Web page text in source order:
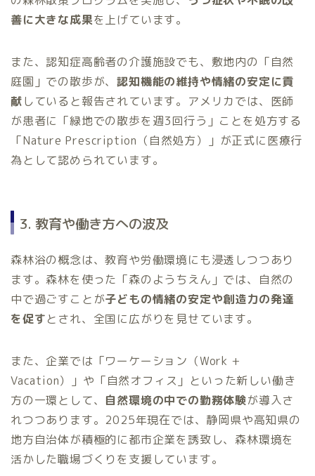
善に大きな成果を上げています。
また、認知症高齢者の介護施設でも、敷地内の「自然
庭園」での散歩が、認知機能の維持や情緒の安定に貢
献していると報告されています。アメリカでは、医師
が患者に「緑地での散歩を週3回行う」ことを処方する
「Nature Prescription（自然処方）」が正式に医療行
為として認められています。
3. 教育や働き方への波及
森林浴の概念は、教育や労働環境にも浸透しつつあり
ます。森林を使った「森のようちえん」では、自然の
中で過ごすことが子どもの情緒の安定や創造力の発達
を促すとされ、全国に広がりを見せています。
また、企業では「ワーケーション（Work +
Vacation）」や「自然オフィス」といった新しい働き
方の一環として、 自然環境の中での勤務体験が導入さ
れつつあります。2025年現在では、静岡県や高知県の
地方自治体が積極的に都市企業を誘致し、森林環境を
活かした職場づくりを支援しています。